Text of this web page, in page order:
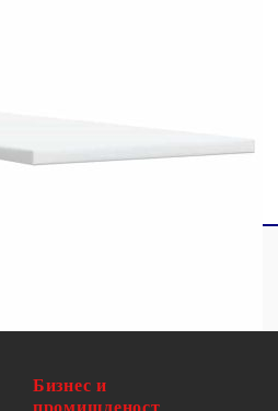
Бизнес и
промишленост